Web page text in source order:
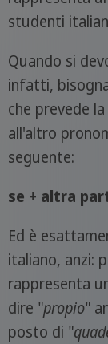
studenti
Quando si
infatti,
che prevede la
all'altro
seguente:
se + altra
Ed è
italiano, anzi:
rappresenta
dire "propio"
posto di "